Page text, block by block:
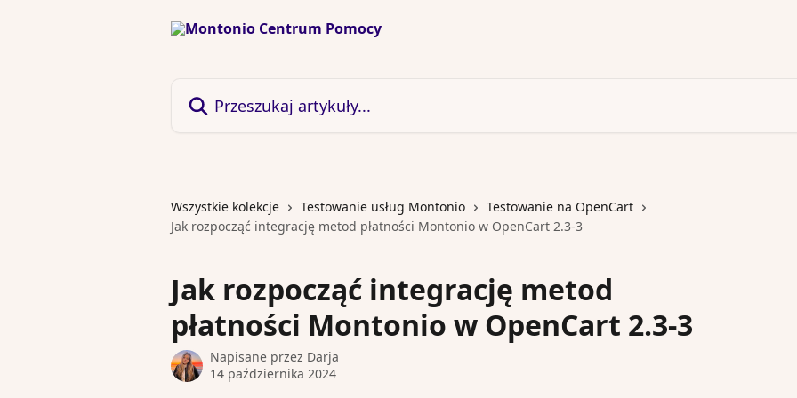
Wszystkie kolekcje Testowanie usług Montonio
Testowanie na OpenCart
Jak rozpocząć integrację metod płatności Montonio w OpenCart 2.3-3
Jak rozpocząć integrację metod
płatności Montonio w OpenCart 2.3-3
Napisane przez Darja
14 października 2024